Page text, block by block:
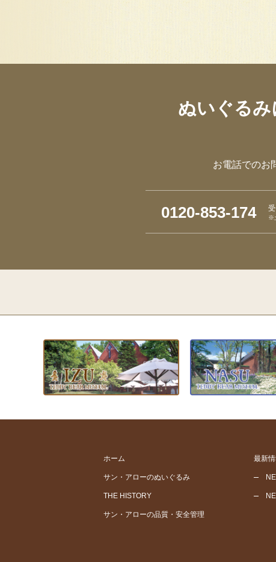
ぬいぐる
お電話でのお
0120-853-174 ※
ホーム
サン・アローのぬいぐるみ
THE HISTORY
サン・アローの品質・安全管理
最新